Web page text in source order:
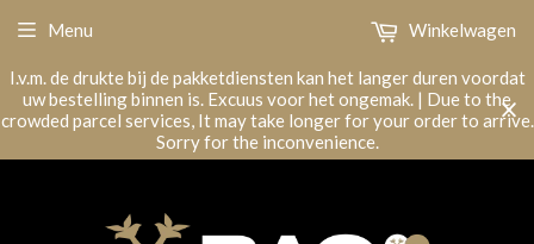
I.v.m. de drukte bij de pakketdiensten kan het langer duren voordat
uw bestelling binnen is. Excuus voor het ongemak. | Due to the
crowded parcel services, It may take longer for your order to arrive.
Sorry for the inconvenience.
Menu Winkelwagen